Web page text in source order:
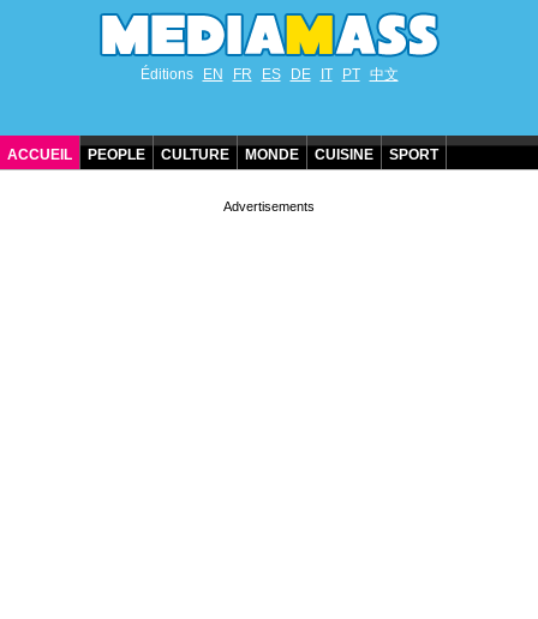
Éditions EN FR ES DE IT PT 中文
ACCUEIL PEOPLE CULTURE MONDE CUISINE SPORT